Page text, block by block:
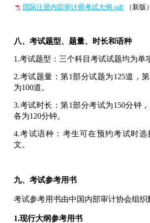
国际注册内部审计师考试大纲.pdf （新版）
八、考试题型、题量、时长和语种
1.考试题型：三个科目考试试题均为单
2.考试题量：第1部分试题为125道，
为100道。
3.考试时长：第1部分考试为150分钟
各为120分钟。
4.考试语种：考生可在预约考试时
文。
九、考试参考用书
考试参考用书由中国内部审计协会组织
1.现行大纲参考用书